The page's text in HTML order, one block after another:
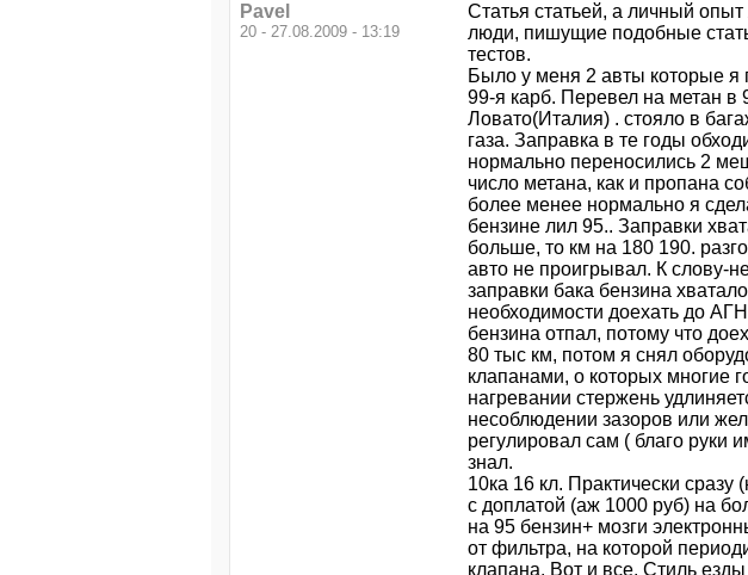
Pavel
20 - 27.08.2009 - 13:19
Статья статьей, а личный
люди, пишущие подобные
тестов.
Было у меня 2 авты которые я
99-я карб. Перевел на метан в
Ловато(Италия) . стояло в
газа. Заправка в те годы
нормально переносились 2
число метана, как и пропана
более менее нормально я
бензине лил 95.. Заправки
больше, то км на 180 190.
авто не проигрывал. К слову-
заправки бака бензина
необходимости доехать до
бензина отпал, потому что
80 тыс км, потом я снял
клапанами, о которых многие
нагревании стержень
несоблюдении зазоров или
регулировал сам ( благо руки
знал.
10ка 16 кл. Практически
с доплатой (аж 1000 руб) на
на 95 бензин+ мозги
от фильтра, на которой
клапана. Вот и все. Стиль